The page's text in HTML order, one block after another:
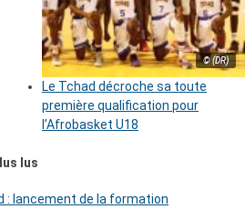
© (DR)
Le Tchad décroche sa toute
première qualification pour
l’Afrobasket U18
lus
: lancement de la formation